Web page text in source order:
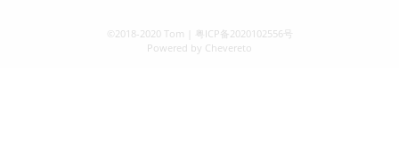
©2018-2020 Tom
粤ICP备2020102556号
Powered by Chevereto